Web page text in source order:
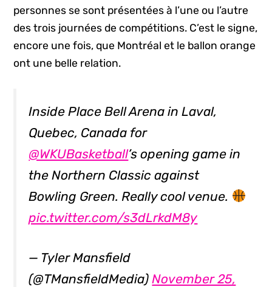
personnes se sont présentées à l’une ou l’autre
des trois journées de compétitions. C’est le signe,
encore une fois, que Montréal et le ballon orange
ont une belle relation.
Inside Place Bell Arena in Laval,
Quebec, Canada for
@WKUBasketball’s opening game in
the Northern Classic against
Bowling Green. Really cool venue.
pic.twitter.com/s3dLrkdM8y
— Tyler Mansfield
(@TMansfieldMedia)November 25,